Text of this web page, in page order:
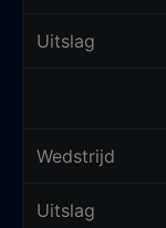
Uitslag
Wedstrijd
Uitslag